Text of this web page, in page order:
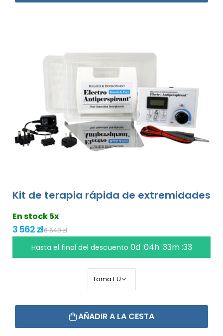
Kit de terapia rápida de extremidades
En stock 5x
3 562 zł6 640 zł
Hasta el final del descuento 0d :04h :33m :32
AÑADIR A LA CESTA